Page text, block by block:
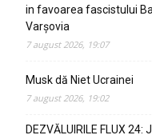
in favoarea fascistului
Varșovia
7 august 2026, 19:07
Musk dă Niet Ucrainei
7 august 2026, 19:02
DEZVĂLUIRILE FLUX